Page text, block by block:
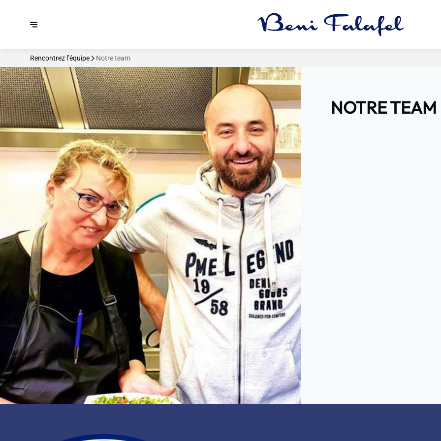
Rencontrez l’équipe Notre team
NOTRE TEAM